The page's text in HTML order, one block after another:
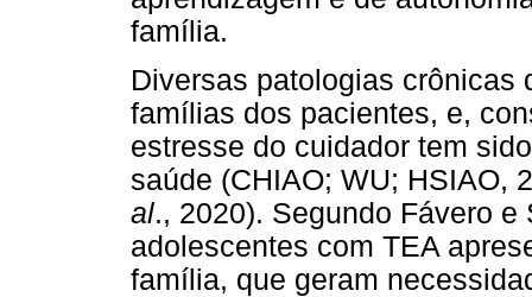
família.
Diversas patologias crônicas
famílias dos pacientes, e,
estresse do cuidador tem
saúde (CHIAO; WU; HSIAO,
al., 2020). Segundo Fávero
adolescentes com TEA
família, que geram